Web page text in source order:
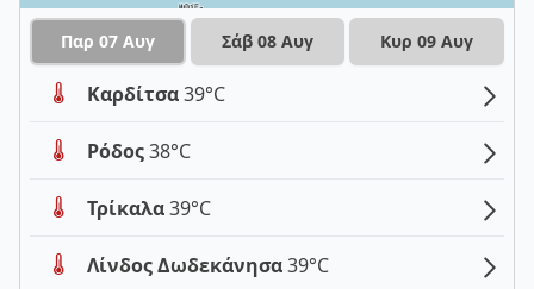
Παρ 07 Αυγ Σάβ 08 Αυγ Κυρ 09 Αυγ
Καρδίτσα39°C
Ρόδος38°C
Τρίκαλα39°C
Λίνδος Δωδεκάνησα39°C